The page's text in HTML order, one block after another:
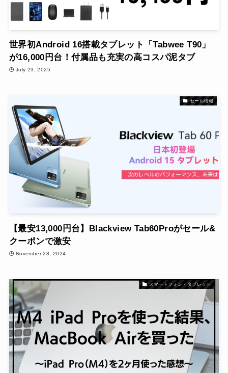
世界初Android 16搭載タブレット「Tabwee T90」
が16,000円台！付属品も充実の高コスパ泥タブ
July 23, 2025
セール情報
【最安13,000円台】Blackview Tab60Proがセール&
クーポンで激安
November 28, 2024
スマートフォン・タブレット